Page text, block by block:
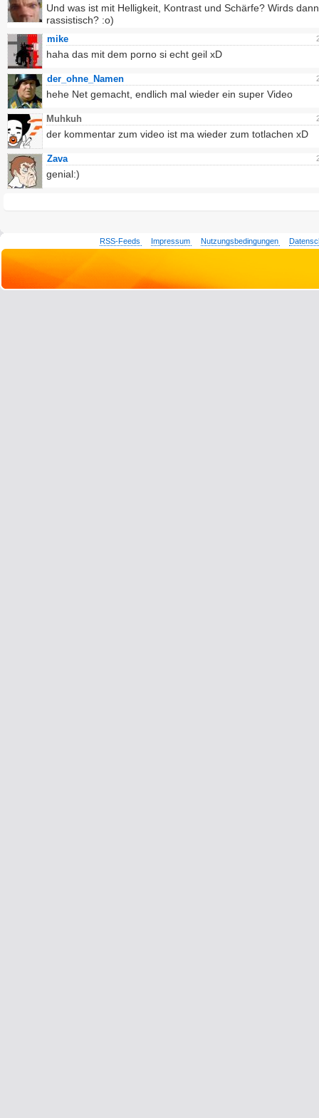
Und was ist mit Helligkeit, Kontrast und Schärfe? Wirds dann
rassistisch? :o)
mike
haha das mit dem porno si echt geil xD
der_ohne_Namen
hehe Net gemacht, endlich mal wieder ein super Video
Muhkuh
der kommentar zum video ist ma wieder zum totlachen xD
Zava
genial:)
RSS-Feeds Impressum Nutzungsbedingungen